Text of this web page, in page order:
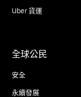
Uber 貨運
全球公民
安全
永續發展